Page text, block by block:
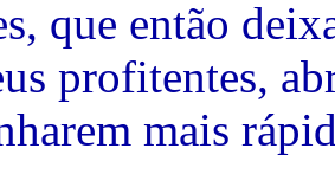
que então
profitentes,
mais